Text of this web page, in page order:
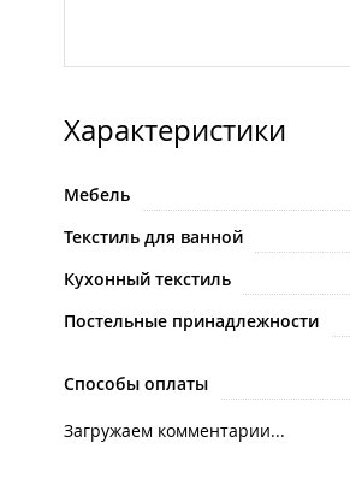
Характеристики
Мебель
Текстиль для ванной
Кухонный текстиль
Постельные принадлежности
Способы оплаты
Загружаем комментарии...